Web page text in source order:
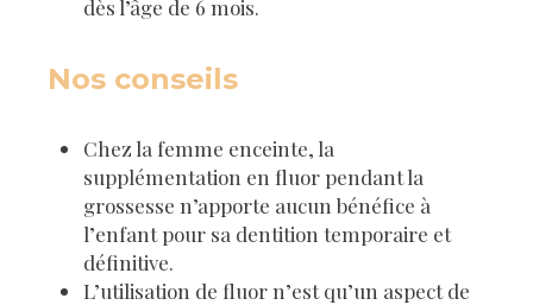
dès l’âge de 6 mois.
Nos conseils
Chez la femme enceinte, la
supplémentation en fluor pendant la
grossesse n’apporte aucun bénéfice à
l’enfant pour sa dentition temporaire et
définitive.
L’utilisation de fluor n’est qu’un aspect de